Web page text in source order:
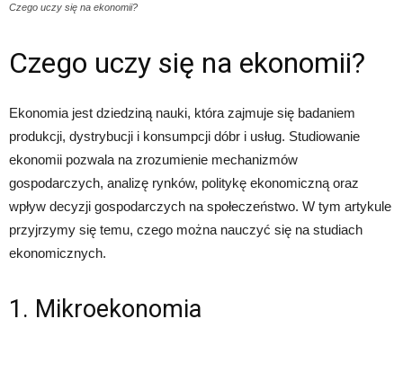
Czego uczy się na ekonomii?
Czego uczy się na ekonomii?
Ekonomia jest dziedziną nauki, która zajmuje się badaniem
produkcji, dystrybucji i konsumpcji dóbr i usług. Studiowanie
ekonomii pozwala na zrozumienie mechanizmów
gospodarczych, analizę rynków, politykę ekonomiczną oraz
wpływ decyzji gospodarczych na społeczeństwo. W tym artykule
przyjrzymy się temu, czego można nauczyć się na studiach
ekonomicznych.
1. Mikroekonomia